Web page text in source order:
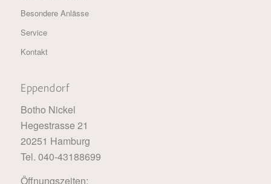
Besondere Anlässe
Service
Kontakt
Eppendorf
Botho Nickel
Hegestrasse 21
20251 Hamburg
Tel. 040-43188699
Öffnungszeiten: